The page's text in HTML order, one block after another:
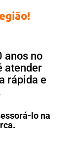
anos no
atender
rápida e
lo na